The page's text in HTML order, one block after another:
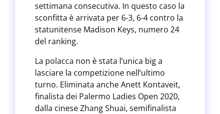
settimana consecutiva. In questo caso la
sconfitta è arrivata per 6-3, 6-4 contro la
statunitense Madison Keys, numero 24
del ranking.
La polacca non è stata l’unica big a
lasciare la competizione nell’ultimo
turno. Eliminata anche Anett Kontaveit,
finalista dei Palermo Ladies Open 2020,
dalla cinese Zhang Shuai, semifinalista